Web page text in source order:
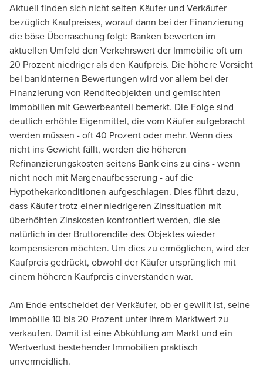
Aktuell finden sich nicht selten Käufer und Verkäufer
bezüglich Kaufpreises, worauf dann bei der Finanzierung
die böse Überraschung folgt: Banken bewerten im
aktuellen Umfeld den Verkehrswert der Immobilie oft um
20 Prozent niedriger als den Kaufpreis. Die höhere Vorsicht
bei bankinternen Bewertungen wird vor allem bei der
Finanzierung von Renditeobjekten und gemischten
Immobilien mit Gewerbeanteil bemerkt. Die Folge sind
deutlich erhöhte Eigenmittel, die vom Käufer aufgebracht
werden müssen - oft 40 Prozent oder mehr. Wenn dies
nicht ins Gewicht fällt, werden die höheren
Refinanzierungskosten seitens Bank eins zu eins - wenn
nicht noch mit Margenaufbesserung - auf die
Hypothekarkonditionen aufgeschlagen. Dies führt dazu,
dass Käufer trotz einer niedrigeren Zinssituation mit
überhöhten Zinskosten konfrontiert werden, die sie
natürlich in der Bruttorendite des Objektes wieder
kompensieren möchten. Um dies zu ermöglichen, wird der
Kaufpreis gedrückt, obwohl der Käufer ursprünglich mit
einem höheren Kaufpreis einverstanden war.
Am Ende entscheidet der Verkäufer, ob er gewillt ist, seine
Immobilie 10 bis 20 Prozent unter ihrem Marktwert zu
verkaufen. Damit ist eine Abkühlung am Markt und ein
Wertverlust bestehender Immobilien praktisch
unvermeidlich.